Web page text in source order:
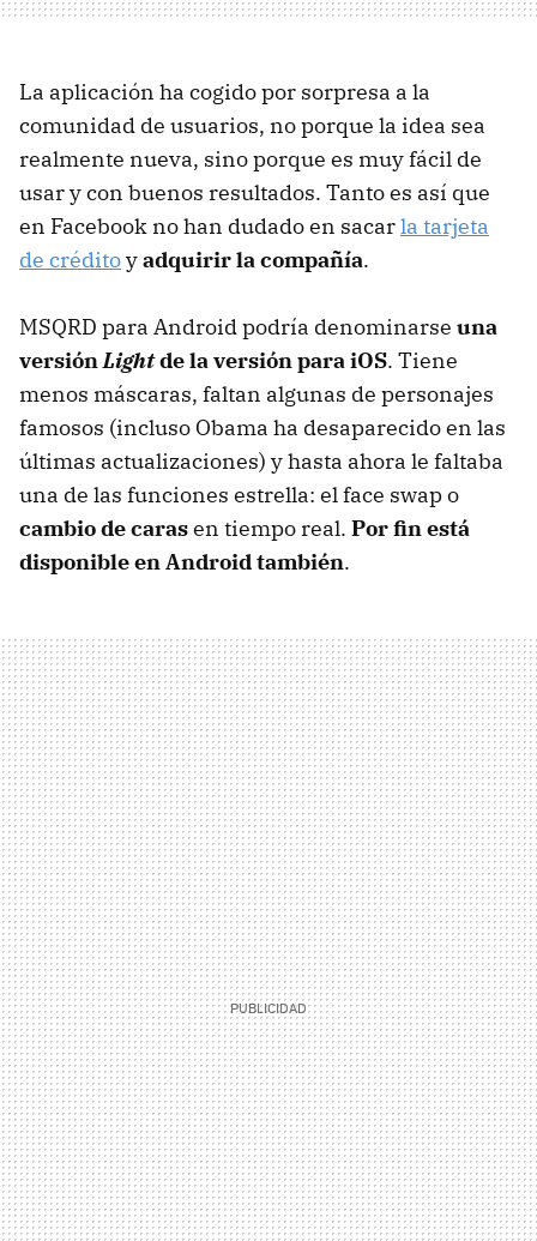
La aplicación ha cogido por sorpresa a la
comunidad de usuarios, no porque la idea sea
realmente nueva, sino porque es muy fácil de
usar y con buenos resultados. Tanto es así que
en Facebook no han dudado en sacarla tarjeta
de créditoyadquirir la compañía.
MSQRD para Android podría denominarse una
versiónLightde la versión para iOS. Tiene
menos máscaras, faltan algunas de personajes
famosos (incluso Obama ha desaparecido en las
últimas actualizaciones) y hasta ahora le faltaba
una de las funciones estrella: el face swap o
cambio de carasen tiempo real. Por fin está
disponible en Android también.